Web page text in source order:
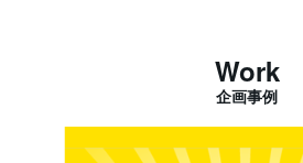
Work
企画事例